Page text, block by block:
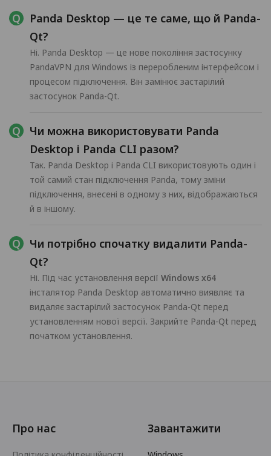
Panda Desktop — це те саме, що й Panda-
Qt?
Ні. Panda Desktop — це нове покоління застосунку
PandaVPN для Windows із переробленим інтерфейсом і
процесом підключення. Він замінює застарілий
застосунок Panda-Qt.
Чи можна використовувати Panda
Desktop і Panda CLI разом?
Так. Panda Desktop і Panda CLI використовують один і
той самий стан підключення Panda, тому зміни
підключення, внесені в одному з них, відображаються
й в іншому.
Чи потрібно спочатку видалити Panda-
Qt?
Ні. Під час установлення версії Windows x64
інсталятор Panda Desktop автоматично виявляє та
видаляє застарілий застосунок Panda-Qt перед
установленням нової версії. Закрийте Panda-Qt перед
початком установлення.
Про нас Завантажити